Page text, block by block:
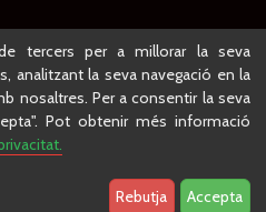
tercers per a millorar la seva
analitzant la seva navegació en la
nosaltres. Per a consentir la seva
Pot obtenir més informació
Rebutja Accepta